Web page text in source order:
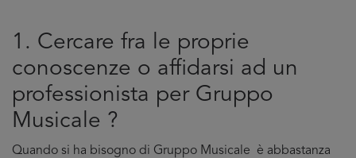
1. Cercare fra le proprie
conoscenze o affidarsi ad un
professionista per Gruppo
Musicale ?
Quando si ha bisogno di Gruppo Musicale è abbastanza